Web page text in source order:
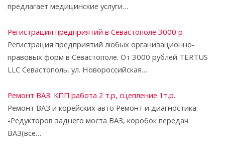
предлагает медицинские услуги…
Регистрация предприятий в Севастополе 3000 р
Регистрация предприятий любых организационно-
правовых форм в Севастополе. От 3000 рублей TERTUS
LLC Севастополь, ул. Новороссийская…
Ремонт ВАЗ: КПП работа 2 т.р, сцепление 1т.р.
Ремонт ВАЗ и корейских авто Ремонт и диагностика:
-Редукторов заднего моста ВАЗ, коробок передач
ВАЗ(все…